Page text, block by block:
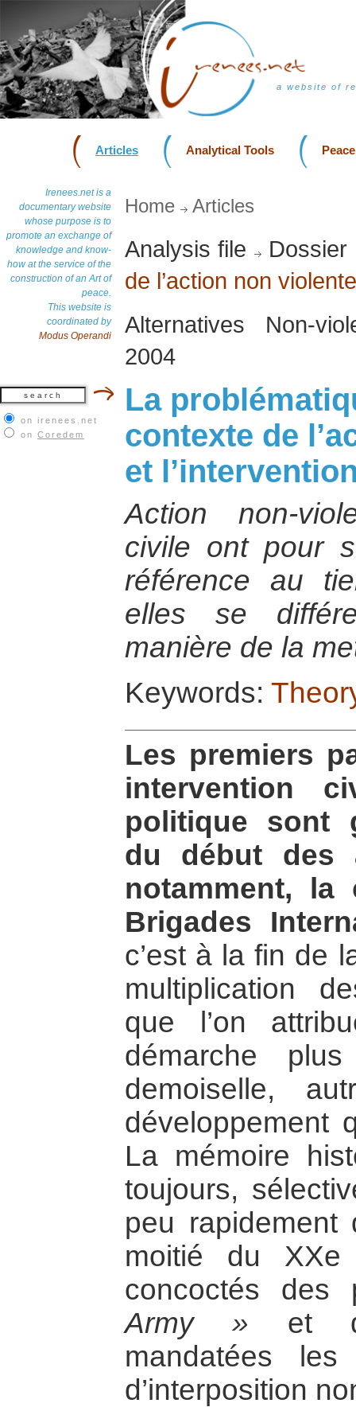
a website of
Articles Analytical Tools
Irenees.net is a
documentary website
whose purpose is to
promote an exchange of
knowledge and know-
how at the service of the
construction of an Art of
peace.
This website is
coordinated by
Modus Operandi
on irenees.net
on Coredem
Home Articles
Analysis file
de l’action non violente
Alternatives Non-
2004
La
contexte de
et
Action non-
civile ont pour
référence au
elles se
manière de la
Keywords:
Les premiers
intervention
politique sont
du début des
notamment, la
Brigades
c’est à la fin de
multiplication
que l’on
démarche
demoiselle,
développement
La mémoire
toujours,
peu rapidement
moitié du XXe
concoctés
Army » et
mandatées les
d’interposition